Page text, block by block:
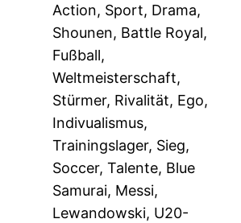
Action, Sport, Drama,
Shounen, Battle Royal,
Fußball,
Weltmeisterschaft,
Stürmer, Rivalität, Ego,
Indivualismus,
Trainingslager, Sieg,
Soccer, Talente, Blue
Samurai, Messi,
Lewandowski, U20-